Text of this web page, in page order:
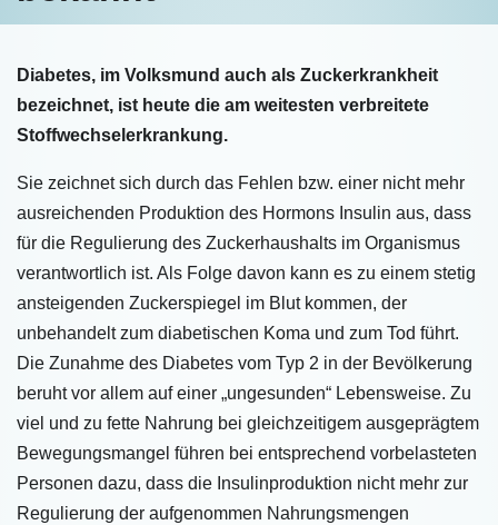
Diabetes, im Volksmund auch als Zuckerkrankheit
bezeichnet, ist heute die am weitesten verbreitete
Stoffwechselerkrankung.
Sie zeichnet sich durch das Fehlen bzw. einer nicht mehr
ausreichenden Produktion des Hormons Insulin aus, dass
für die Regulierung des Zuckerhaushalts im Organismus
verantwortlich ist. Als Folge davon kann es zu einem stetig
ansteigenden Zuckerspiegel im Blut kommen, der
unbehandelt zum diabetischen Koma und zum Tod führt.
Die Zunahme des Diabetes vom Typ 2 in der Bevölkerung
beruht vor allem auf einer „ungesunden“ Lebensweise. Zu
viel und zu fette Nahrung bei gleichzeitigem ausgeprägtem
Bewegungsmangel führen bei entsprechend vorbelasteten
Personen dazu, dass die Insulinproduktion nicht mehr zur
Regulierung der aufgenommen Nahrungsmengen